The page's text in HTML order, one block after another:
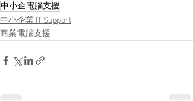
中小企電腦支援
中小企業 IT Support
商業電腦支援